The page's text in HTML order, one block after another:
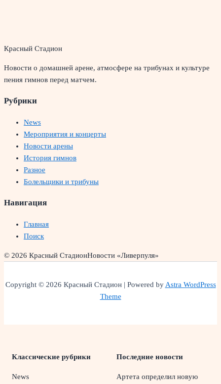
Красный Стадион
Новости о домашней арене, атмосфере на трибунах и культуре
пения гимнов перед матчем.
Рубрики
News
Мероприятия и концерты
Новости арены
История гимнов
Разное
Болельщики и трибуны
Навигация
Главная
Поиск
© 2026 Красный СтадионНовости «Ливерпуля»
Copyright © 2026 Красный Стадион | Powered byAstra WordPress
Theme
Классические рубрики
News
Последние новости
Артета определил новую